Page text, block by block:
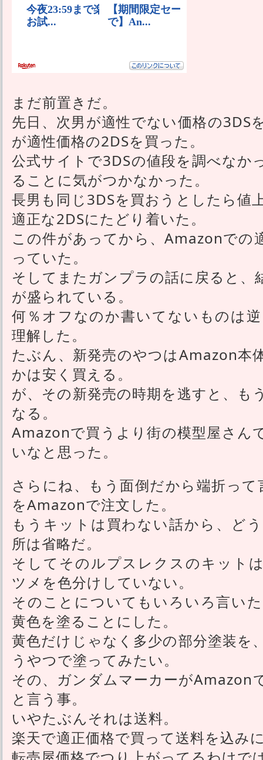
まだ前置きだ。
先日、次男が適性でない価格の3DS
が適性価格の2DSを買った。
公式サイトで3DSの値段を調べなか
ることに気がつかなかった。
長男も同じ3DSを買おうとしたら値
適正な2DSにたどり着いた。
この件があってから、Amazonでの
っていた。
そしてまたガンプラの話に戻ると、
が盛られている。
何％オフなのか書いてないものは
理解した。
たぶん、新発売のやつはAmazon本
かは安く買える。
が、その新発売の時期を逃すと、も
なる。
Amazonで買うより街の模型屋さん
いなと思った。
さらにね、もう面倒だから端折っ
をAmazonで注文した。
もうキットは買わない話から、ど
所は省略だ。
そしてそのルプスレクスのキット
ツメを色分けしていない。
そのことについてもいろいろ言い
黄色を塗ることにした。
黄色だけじゃなく多少の部分塗装を
うやつで塗ってみたい。
その、ガンダムマーカーがAmazon
と言う事。
いやたぶんそれは送料。
楽天で適正価格で買って送料を込み